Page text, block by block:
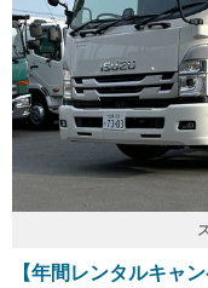
【年間レンタルキャ